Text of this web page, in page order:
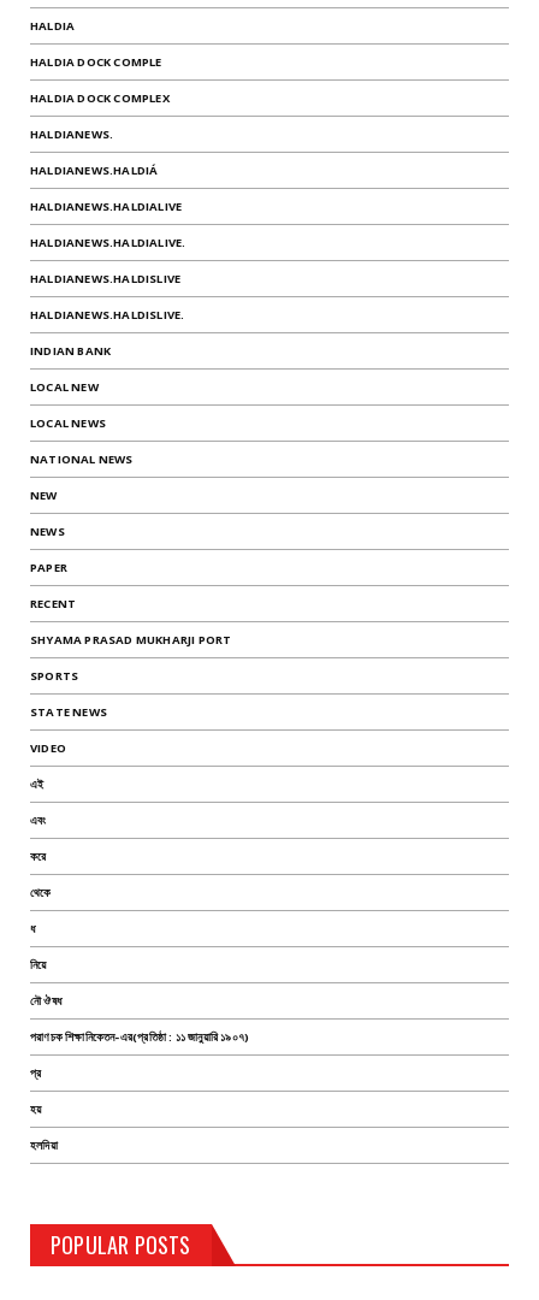
HALDIA
HALDIA DOCK COMPLE
HALDIA DOCK COMPLEX
HALDIANEWS.
HALDIANEWS.HALDIÁ
HALDIANEWS.HALDIALIVE
HALDIANEWS.HALDIALIVE.
HALDIANEWS.HALDISLIVE
HALDIANEWS.HALDISLIVE.
INDIAN BANK
LOCAL NEW
LOCAL NEWS
NATIONAL NEWS
NEW
NEWS
PAPER
RECENT
SHYAMA PRASAD MUKHARJI PORT
SPORTS
STATE NEWS
VIDEO
এই
এবং
করে
থেকে
ধ
নিয়ে
নৌ ঔষধ
পরাণচক শিক্ষানিকেতন-এর(প্রতিষ্ঠা : ১১ জানুয়ারি ১৯০৭)
প্র
হয়
হলদিয়া
POPULAR POSTS
TEST PAGE
August 14, 2019